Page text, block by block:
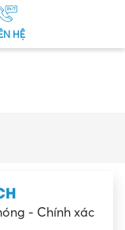
HỆ
- Chính xác